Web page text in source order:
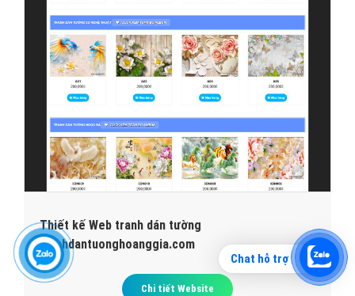
Thiết kế Web tranh dán tường
tranhdantuonghoanggia.com
Chi tiết Website
Chat hỗ trợ